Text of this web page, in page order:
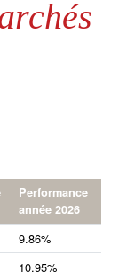
Performance
année 2026
9.86%
10.95%